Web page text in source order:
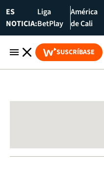
ES
NOTICIA:
Liga
BetPlay
América
de Cali
SUSCRÍBASE